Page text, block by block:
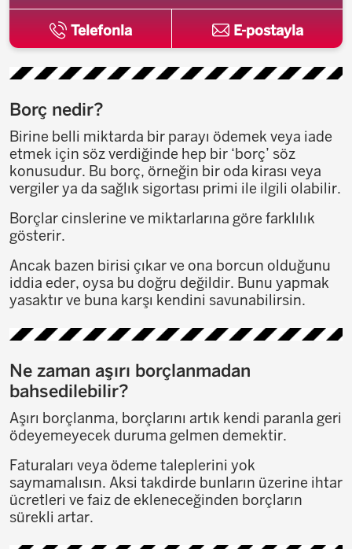
Telefonla E-postayla
Borç nedir?
Birine belli miktarda bir parayı ödemek veya iade
etmek için söz verdiğinde hep bir ‘borç’ söz
konusudur. Bu borç, örneğin bir oda kirası veya
vergiler ya da sağlık sigortası primi ile ilgili olabilir.
Borçlar cinslerine ve miktarlarına göre farklılık
gösterir.
Ancak bazen birisi çıkar ve ona borcun olduğunu
iddia eder, oysa bu doğru değildir. Bunu yapmak
yasaktır ve buna karşı kendini savunabilirsin.
Ne zaman aşırı borçlanmadan
bahsedilebilir?
Aşırı borçlanma, borçlarını artık kendi paranla geri
ödeyemeyecek duruma gelmen demektir.
Faturaları veya ödeme taleplerini yok
saymamalısın. Aksi takdirde bunların üzerine ihtar
ücretleri ve faiz de ekleneceğinden borçların
sürekli artar.